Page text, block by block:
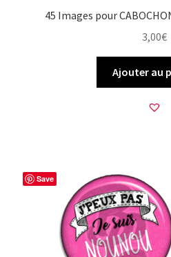
45 Images pour
3,00€
Ajouter au
Save